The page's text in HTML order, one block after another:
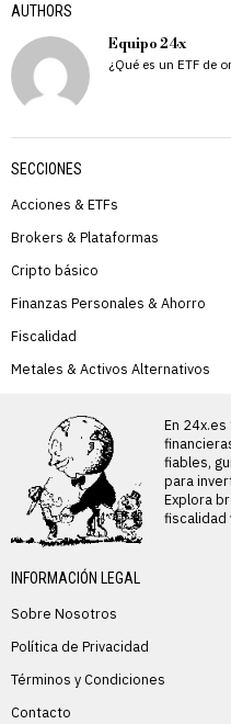
AUTHORS
Equipo 24x
¿Qué es un ETF de
SECCIONES
Acciones & ETFs
Brokers & Plataformas
Cripto básico
Finanzas Personales & Ahorro
Fiscalidad
Metales & Activos Alternativos
En
fiables,
para
Explora
fiscalidad
INFORMACIÓN LEGAL
Sobre Nosotros
Política de Privacidad
Términos y Condiciones
Contacto